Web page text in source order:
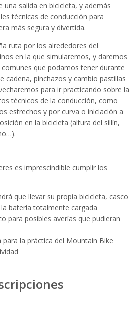
una salida en bicicleta, y además
técnicas de conducción para
más segura y divertida.
ruta por los alrededores del
en la que simularemos, y daremos
que podamos tener durante
cadena, pinchazos y cambio pastillas
para ir practicando sobre la
técnicos de la conducción, como
estrechos y por curva o iniciación a
en la bicicleta (altura del sillín,
es imprescindible cumplir los
que llevar su propia bicicleta, casco
batería totalmente cargada
para posibles averías que pudieran
para la práctica del Mountain Bike